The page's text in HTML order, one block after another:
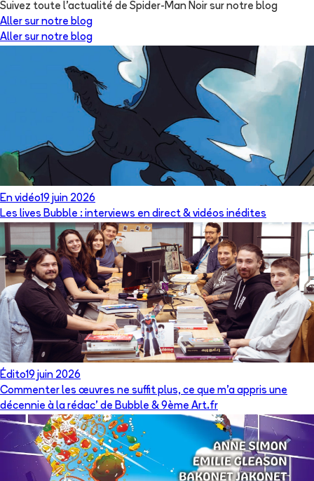
Suivez toute l'actualité de Spider-Man Noir sur notre blog
Aller sur notre blog
Aller sur notre blog
En vidéo19 juin 2026
Les lives Bubble : interviews en direct & vidéos inédites
Édito19 juin 2026
Commenter les œuvres ne suffit plus, ce que m’a appris une
décennie à la rédac’ de Bubble & 9ème Art.fr